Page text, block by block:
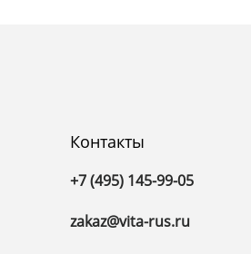
Контакты
+7 (495) 145-99-05
zakaz@vita-rus.ru